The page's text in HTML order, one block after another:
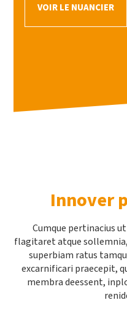
VOIR LE NUANCIER
Innover
Cumque pertinacius
flagitaret atque
superbiam ratus
excarnificari praecepit,
membra deessent,